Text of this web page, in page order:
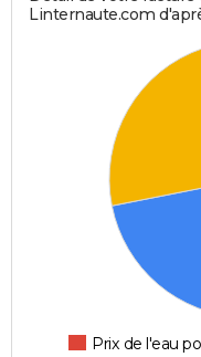
Linternaute.com
Prix de l'eau